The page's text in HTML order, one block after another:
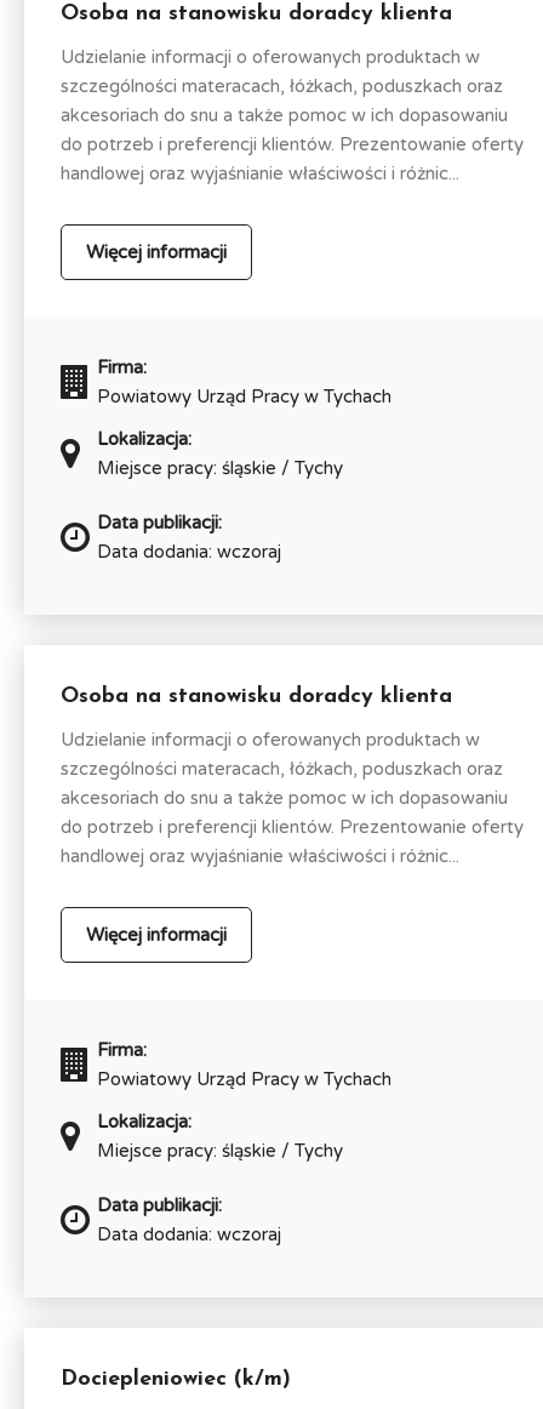
Osoba na stanowisku doradcy klienta
Udzielanie informacji o oferowanych produktach w
szczególności materacach, łóżkach, poduszkach oraz
akcesoriach do snu a także pomoc w ich dopasowaniu
do potrzeb i preferencji klientów. Prezentowanie oferty
handlowej oraz wyjaśnianie właściwości i różnic...
Więcej informacji
Firma:
Powiatowy Urząd Pracy w Tychach
Lokalizacja:
Miejsce pracy: śląskie / Tychy
Data publikacji:
Data dodania: wczoraj
Osoba na stanowisku doradcy klienta
Udzielanie informacji o oferowanych produktach w
szczególności materacach, łóżkach, poduszkach oraz
akcesoriach do snu a także pomoc w ich dopasowaniu
do potrzeb i preferencji klientów. Prezentowanie oferty
handlowej oraz wyjaśnianie właściwości i różnic...
Więcej informacji
Firma:
Powiatowy Urząd Pracy w Tychach
Lokalizacja:
Miejsce pracy: śląskie / Tychy
Data publikacji:
Data dodania: wczoraj
Dociepleniowiec (k/m)